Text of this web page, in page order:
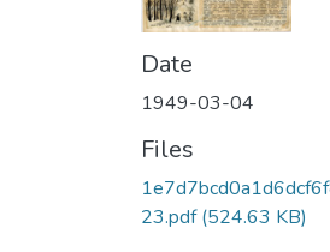
Date
1949-03-04
Files
23.pdf(524.63 KB)